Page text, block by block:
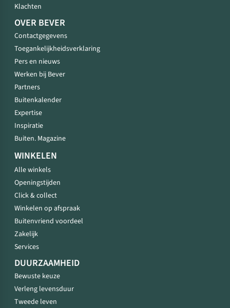
Klachten
OVER BEVER
Contactgegevens
Toegankelijkheidsverklaring
Pers en nieuws
Werken bij Bever
Partners
Buitenkalender
Expertise
Inspiratie
Buiten. Magazine
WINKELEN
Alle winkels
Openingstijden
Click & collect
Winkelen op afspraak
Buitenvriend voordeel
Zakelijk
Services
DUURZAAMHEID
Bewuste keuze
Verleng levensduur
Tweede leven